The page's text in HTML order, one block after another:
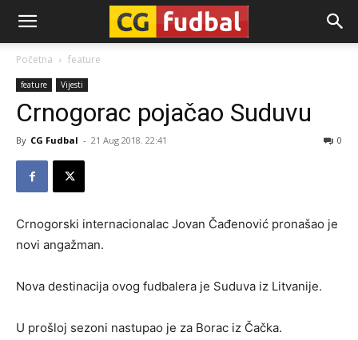
CG-
Fudbal
Početna feature
feature Vijesti
Crnogorac pojačao Suduvu
By CG Fudbal - 21 Aug 2018. 22:41 0
Crnogorski internacionalac Jovan Čađenović pronašao je
novi angažman.
Nova destinacija ovog fudbalera je Suduva iz Litvanije.
U prošloj sezoni nastupao je za Borac iz Čačka.